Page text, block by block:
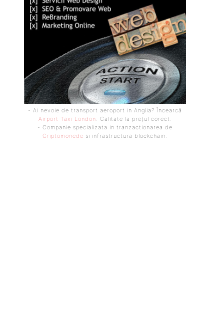
- Ai nevoie de transport aeroport in Anglia? Încearcă
Airport Taxi London. Calitate la prețul corect.
- Companie specializata in tranzactionarea de
Criptomonede si infrastructura blockchain.